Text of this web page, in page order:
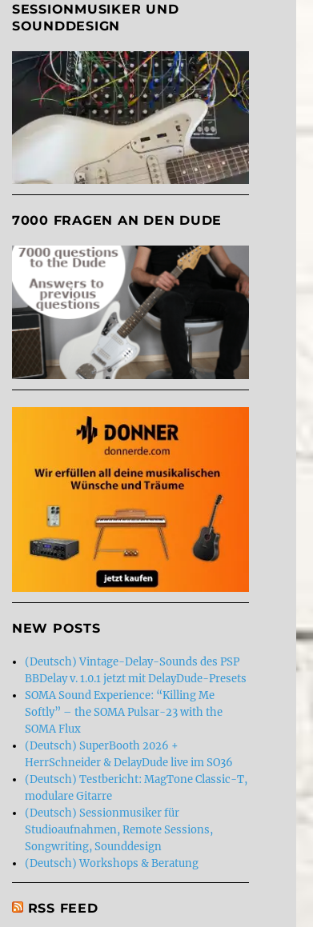
SESSIONMUSIKER UND
SOUNDDESIGN
7000 FRAGEN AN DEN DUDE
NEW POSTS
(Deutsch) Vintage-Delay-Sounds des PSP
BBDelay v. 1.0.1 jetzt mit DelayDude-Presets
SOMA Sound Experience: “Killing Me
Softly” – the SOMA Pulsar-23 with the
SOMA Flux
(Deutsch) SuperBooth 2026 +
HerrSchneider & DelayDude live im SO36
(Deutsch) Testbericht: MagTone Classic-T,
modulare Gitarre
(Deutsch) Sessionmusiker für
Studioaufnahmen, Remote Sessions,
Songwriting, Sounddesign
(Deutsch) Workshops & Beratung
RSS FEED